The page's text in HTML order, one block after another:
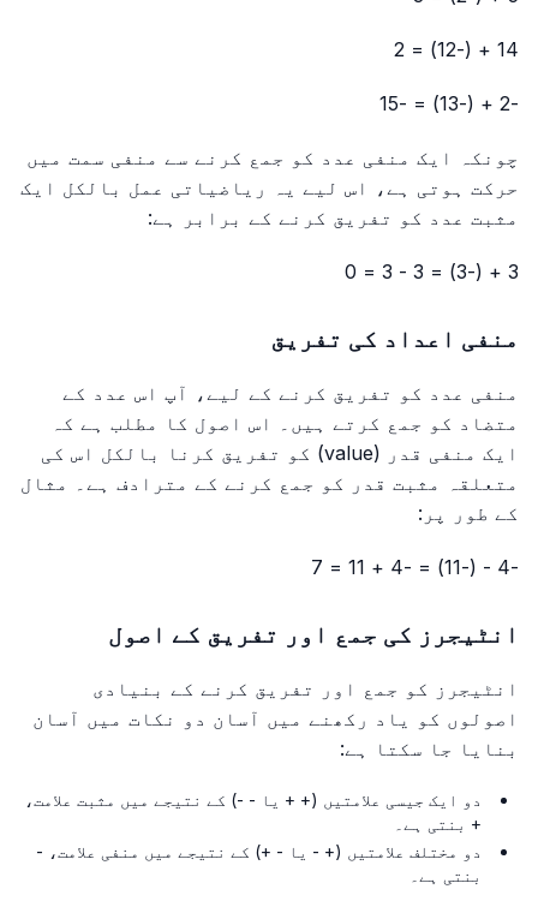
14 + (-12) = 2
-2 + (-13) = -15
چونکہ ایک منفی عدد کو جمع کرنے سے منفی سمت میں
حرکت ہوتی ہے، اس لیے یہ ریاضیاتی عمل بالکل ایک
مثبت عدد کو تفریق کرنے کے برابر ہے:
3 + (-3) = 3 - 3 = 0
منفی اعداد کی تفریق
منفی عدد کو تفریق کرنے کے لیے، آپ اس عدد کے
متضاد کو جمع کرتے ہیں۔ اس اصول کا مطلب ہے کہ
ایک منفی قدر (value) کو تفریق کرنا بالکل اس کی
متعلقہ مثبت قدر کو جمع کرنے کے مترادف ہے۔ مثال
کے طور پر:
-4 - (-11) = -4 + 11 = 7
انٹیجرز کی جمع اور تفریق کے اصول
انٹیجرز کو جمع اور تفریق کرنے کے بنیادی
اصولوں کو یاد رکھنے میں آسان دو نکات میں آسان
بنایا جا سکتا ہے:
دو ایک جیسی علامتیں (+ + یا - -) کے نتیجے میں مثبت علامت،
+ بنتی ہے۔
دو مختلف علامتیں (+ - یا - +) کے نتیجے میں منفی علامت، -
بنتی ہے۔